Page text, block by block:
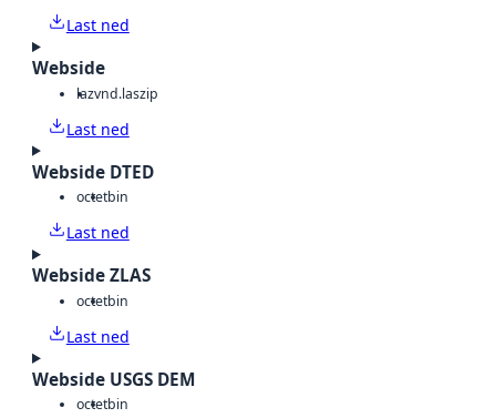
Last ned
Webside
lazvnd.laszip
Last ned
Webside DTED
octetbin
Last ned
Webside ZLAS
octetbin
Last ned
Webside USGS DEM
octetbin